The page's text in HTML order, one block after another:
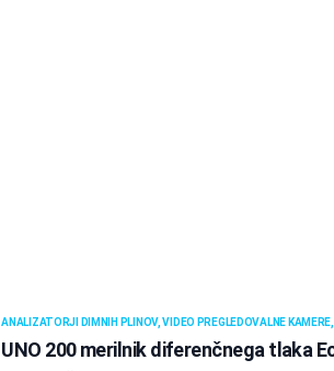
ANALIZATORJI DIMNIH PLINOV, VIDEO PREGLEDOVALNE
UNO 200 merilnik diferenčnega tlaka